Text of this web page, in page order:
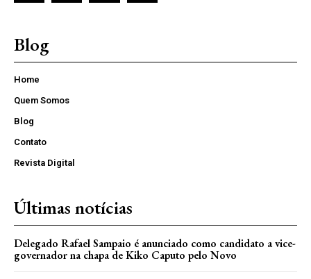
Blog
Home
Quem Somos
Blog
Contato
Revista Digital
Últimas notícias
Delegado Rafael Sampaio é anunciado como candidato a vice-
governador na chapa de Kiko Caputo pelo Novo